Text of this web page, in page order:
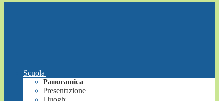
Scuola
Panoramica
Presentazione